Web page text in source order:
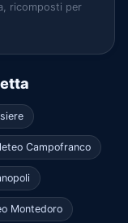
ricomposti per
Campofranco
Montedoro